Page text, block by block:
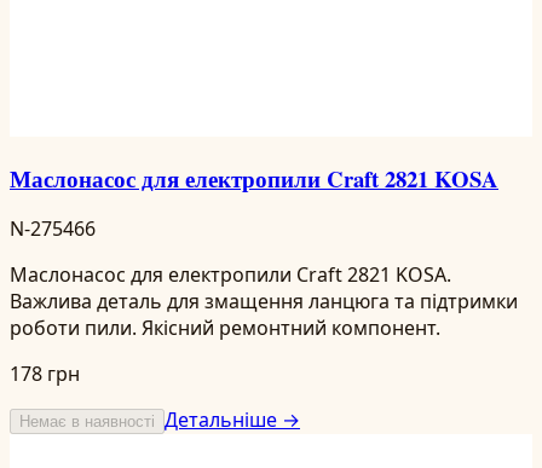
Маслонасос для електропили Craft 2821 KOSA
N-275466
Маслонасос для електропили Craft 2821 KOSA.
Важлива деталь для змащення ланцюга та підтримки
роботи пили. Якісний ремонтний компонент.
178 грн
Немає в наявності Детальніше →